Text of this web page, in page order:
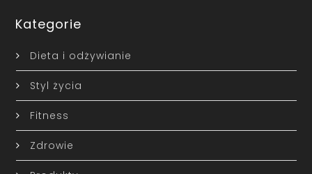
Kategorie
Dieta i odżywianie
Styl życia
Fitness
Zdrowie